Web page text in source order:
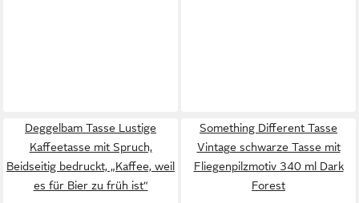
Deggelbam Tasse Lustige
Kaffeetasse mit Spruch,
Beidseitig bedruckt, „Kaffee, weil
es für Bier zu früh ist“
Something Different Tasse
Vintage schwarze Tasse mit
Fliegenpilzmotiv 340 ml Dark
Forest